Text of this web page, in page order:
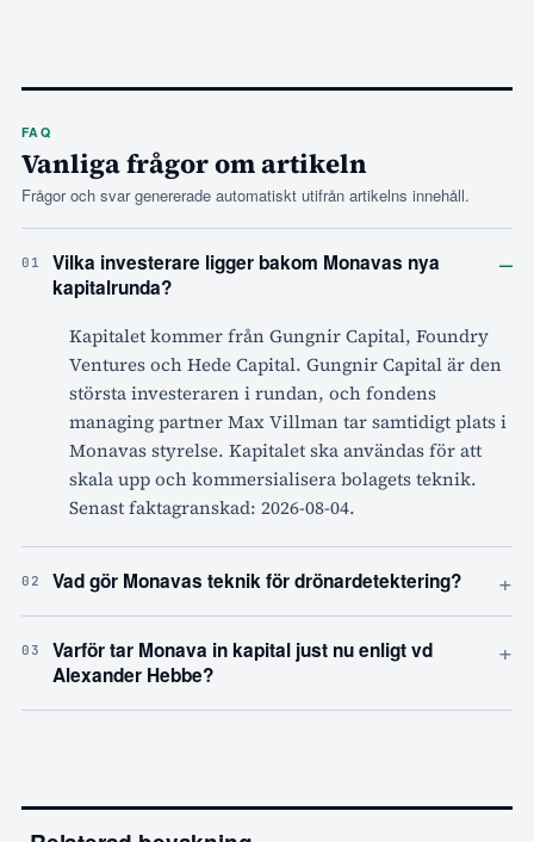
FAQ
Vanliga frågor om artikeln
Frågor och svar genererade automatiskt utifrån artikelns innehåll.
01
Vilka investerare ligger bakom Monavas nya
kapitalrunda?
–
Kapitalet kommer från Gungnir Capital, Foundry
Ventures och Hede Capital. Gungnir Capital är den
största investeraren i rundan, och fondens
managing partner Max Villman tar samtidigt plats i
Monavas styrelse. Kapitalet ska användas för att
skala upp och kommersialisera bolagets teknik.
Senast faktagranskad: 2026-08-04.
02 Vad gör Monavas teknik för drönardetektering? +
03
Varför tar Monava in kapital just nu enligt vd
Alexander Hebbe?
+